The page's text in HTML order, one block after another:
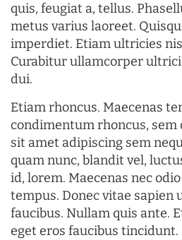
quis, feugiat a, tellus.
metus varius laoreet.
imperdiet. Etiam ultricies
Curabitur ullamcorper
dui.
Etiam rhoncus. Maecenas
condimentum rhoncus, sem
sit amet adipiscing sem
quam nunc, blandit vel,
id, lorem. Maecenas nec
tempus. Donec vitae sapien
faucibus. Nullam quis ante.
eget eros faucibus